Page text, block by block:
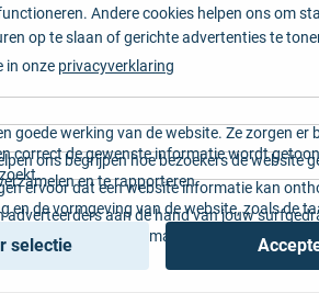
Andere cookies helpen ons om
op te slaan of gerichte advertenties te
in onze privacyverklaring
goede werking van de website. Ze zorgen er
correct de gewenste informatie wordt
ons begrijpen hoe bezoekers de website
en te rapporteren.
ervoor dat een website informatie kan
en de vormgeving van de website, zoals de
adverteerders aan de hand van jouw
advertenties en op maat gemaakte content
selectie